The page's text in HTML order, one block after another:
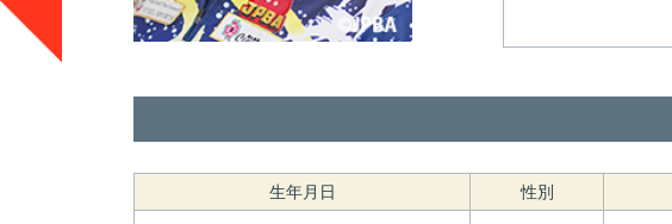
生年月日 性別